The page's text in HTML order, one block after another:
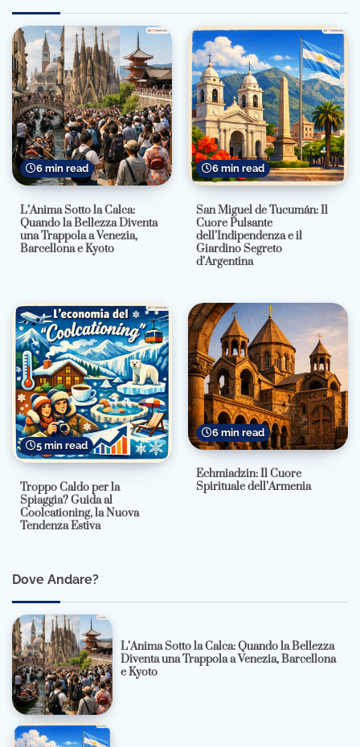
6 min read
L’Anima Sotto la Calca:
Quando la Bellezza Diventa
una Trappola a Venezia,
Barcellona e Kyoto
6 min read
San Miguel de Tucumán: Il
Cuore Pulsante
dell’Indipendenza e il
Giardino Segreto
d’Argentina
5 min read
Troppo Caldo per la
Spiaggia? Guida al
Coolcationing, la Nuova
Tendenza Estiva
6 min read
Echmiadzin: Il Cuore
Spirituale dell’Armenia
Dove Andare?
L’Anima Sotto la Calca: Quando la Bellezza
Diventa una Trappola a Venezia, Barcellona
e Kyoto